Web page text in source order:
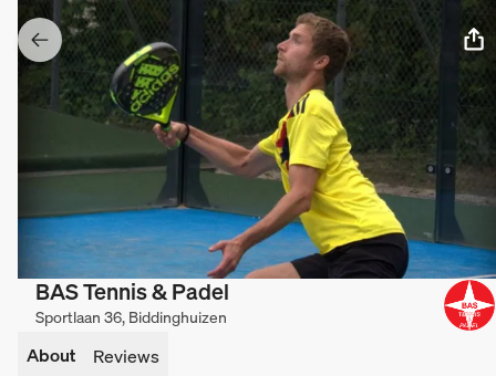
BAS Tennis & Padel
Sportlaan 36, Biddinghuizen
About
Reviews